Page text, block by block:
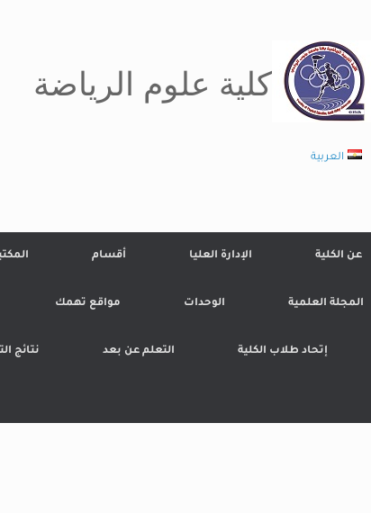
كلية علوم الرياضة
العربية
عن الكلية الإدارة العليا أقسام
المجلة العلمية الوحدات مواقع تهمك
إتحاد طلاب الكلية التعلم عن بعد نتائج